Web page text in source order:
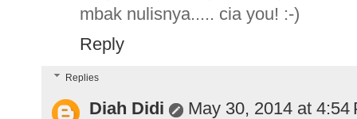
mbak nulisnya..... cia you! :-)
Reply
Replies
Diah Didi
May 30, 2014 at 4:54